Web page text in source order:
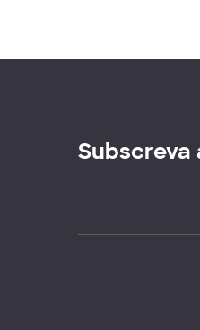
Subscreva